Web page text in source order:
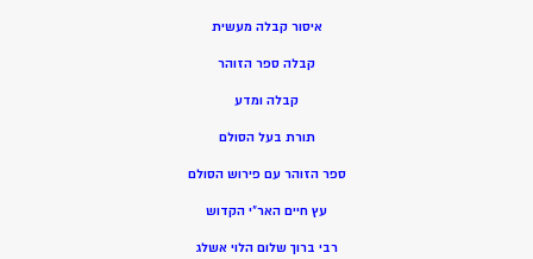
איסור קבלה מעשית
קבלה ספר הזוהר
קבלה ומדע
תורת בעל הסולם
ספר הזוהר עם פירוש הסולם
עץ חיים האר”י הקדוש
רבי ברוך שלום הלוי אשלג